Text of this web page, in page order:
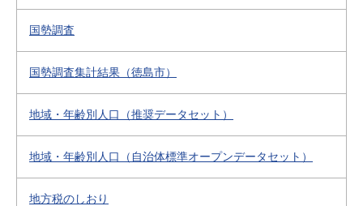
国勢調査
国勢調査集計結果（徳島市）
地域・年齢別人口（推奨データセット）
地域・年齢別人口（自治体標準オープンデータセット）
地方税のしおり